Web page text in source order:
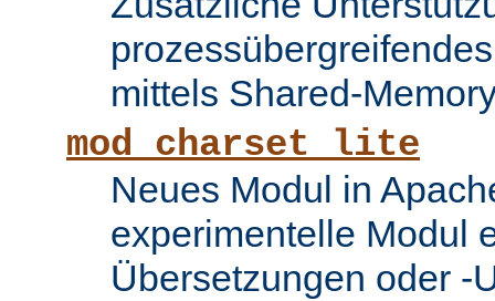
mittels Shared-
mod_charset_lite
Neues Modul in
experimentelle Modul
Übersetzungen oder -